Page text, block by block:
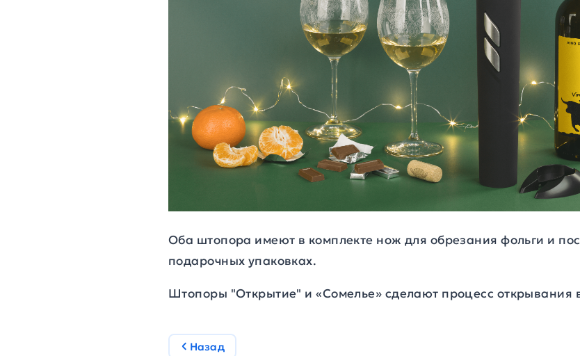
Оба штопора имеют в комплекте нож для обрезания фольги и
подарочных упаковках.
Штопоры "Открытие" и «Сомелье» сделают процесс открывания
Назад